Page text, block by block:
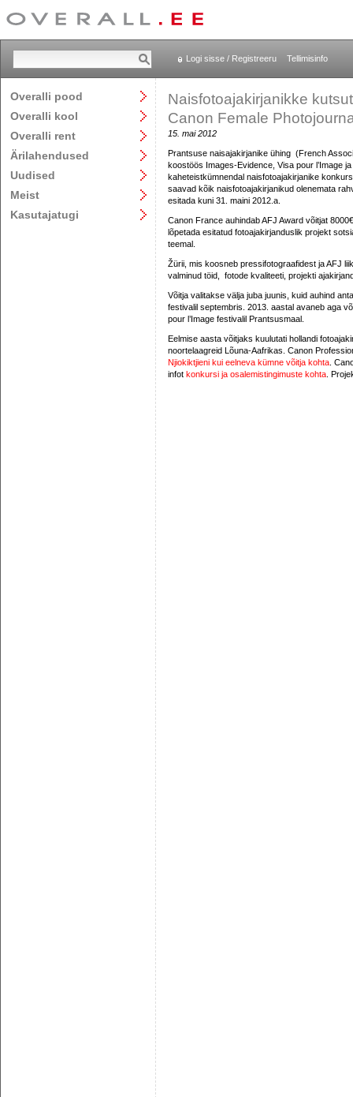
Logi sisse / Registreeru Tellimisinfo
Overalli pood
Overalli kool
Overalli rent
Ärilahendused
Uudised
Meist
Kasutajatugi
Naisfotoajakirjanikke
Canon Female
15. mai 2012
Prantsuse naisajakirjanike ühing (French
koostöös Images-Evidence, Visa pour l’Image
kaheteistkümnendal naisfotoajakirjanike
saavad kõik naisfotoajakirjanikud olenemata
esitada kuni 31. maini 2012.a.
Canon France auhindab AFJ Award võitjat
lõpetada esitatud fotoajakirjanduslik projekt
teemal.
Žürii, mis koosneb pressifotograafidest ja AFJ
valminud töid,
fotode kvaliteeti, projekti
Võitja valitakse välja juba juunis, kuid auhind
festivalil septembris. 2013. aastal avaneb aga
pour l’Image festivalil Prantsusmaal.
Eelmise aasta võitjaks kuulutati hollandi
noortelaagreid Lõuna-Aafrikas. Canon
Njiokiktjieni kui eelneva kümne võitja kohta .
infot konkursi ja osalemistingimuste kohta .